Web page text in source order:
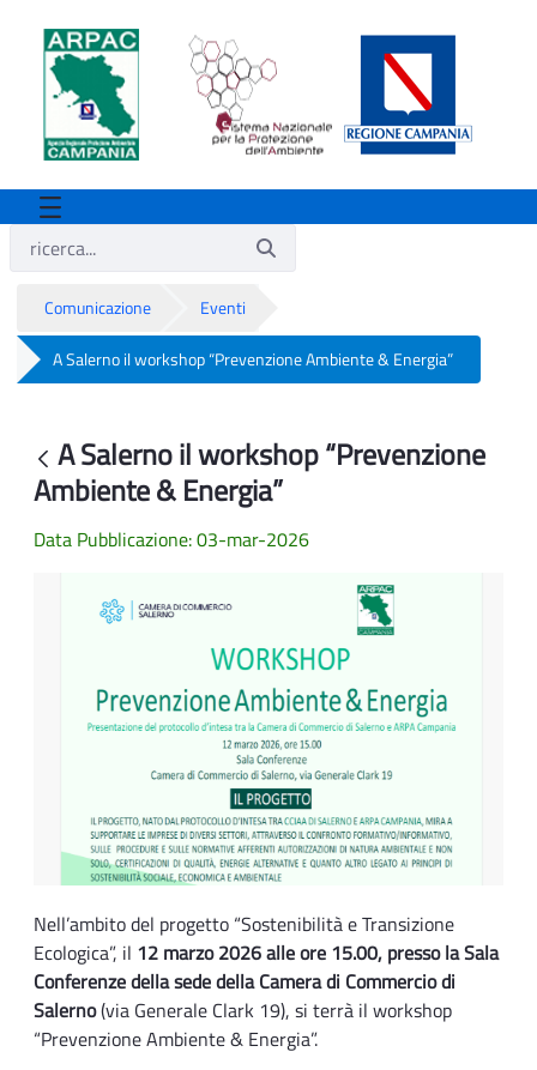
Comunicazione Eventi
A Salerno il workshop “Prevenzione Ambiente & Energia”
Indietro
A Salerno il workshop “Prevenzione
Ambiente & Energia”
Data Pubblicazione: 03-mar-2026
Nell’ambito del progetto “Sostenibilità e Transizione
Ecologica”, il 12 marzo 2026 alle ore 15.00, presso la Sala
Conferenze della sede della Camera di Commercio di
Salerno(via Generale Clark 19), si terrà il workshop
“Prevenzione Ambiente & Energia”.